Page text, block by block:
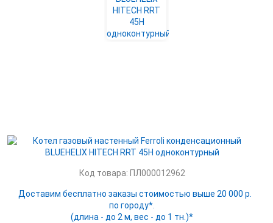
Код товара: ПЛ000012962
Доставим бесплатно заказы стоимостью выше 20 000 р.
по городу*.
(длина - до 2 м, вес - до 1 тн.)*